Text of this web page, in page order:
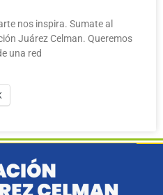
nos inspira. Sumate al
Juárez Celman. Queremos
una red